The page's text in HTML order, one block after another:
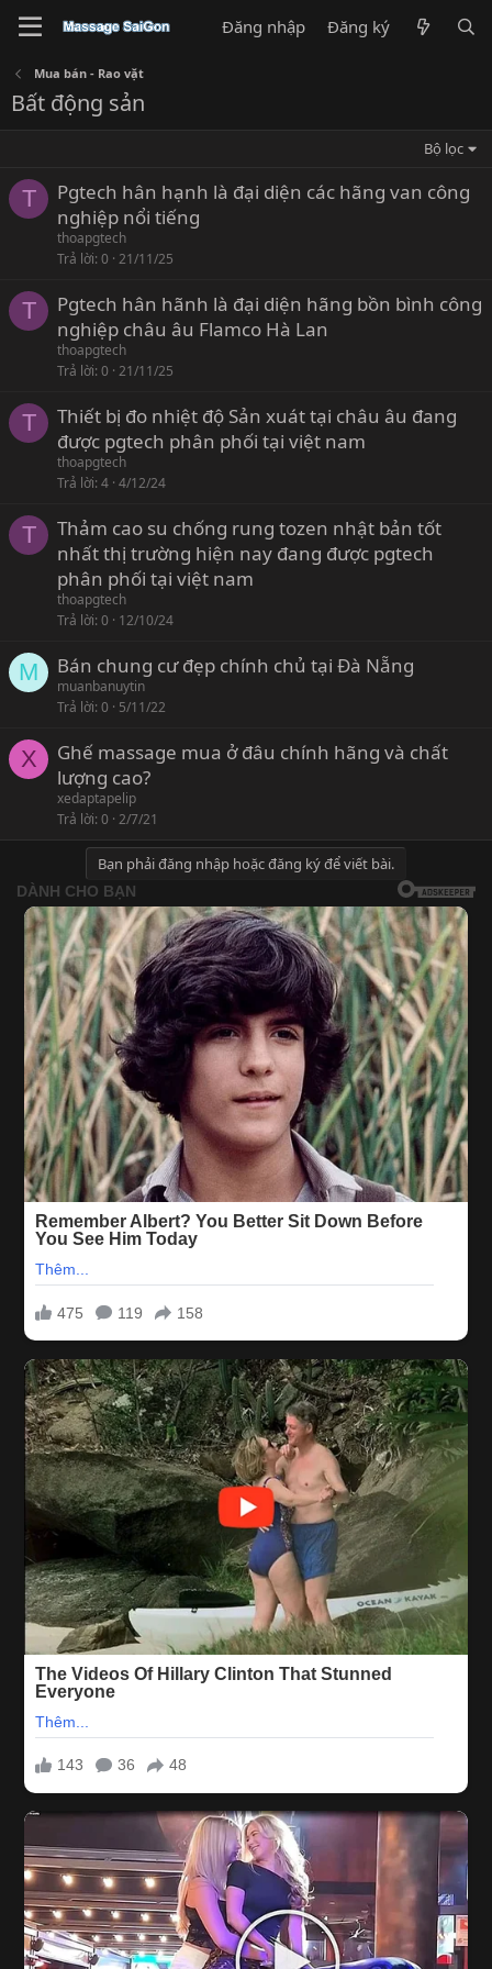
Đăng nhập Đăng ký
Mua bán - Rao vặt
Bất động sản
Bộ lọc
T
Pgtech hân hạnh là đại diện các hãng van công
nghiệp nổi tiếng
thoapgtech
Trả lời 0 21/11/25
T
Pgtech hân hãnh là đại diện hãng bồn bình công
nghiệp châu âu Flamco Hà Lan
thoapgtech
Trả lời 0 21/11/25
T
Thiết bị đo nhiệt độ Sản xuát tại châu âu đang
được pgtech phân phối tại việt nam
thoapgtech
Trả lời 4 4/12/24
T
Thảm cao su chống rung tozen nhật bản tốt
nhất thị trường hiện nay đang được pgtech
phân phối tại việt nam
thoapgtech
Trả lời 0 12/10/24
M Bán chung cư đẹp chính chủ tại Đà Nẵng
muanbanuytin
Trả lời 0 5/11/22
X
Ghế massage mua ở đâu chính hãng và chất
lượng cao?
xedaptapelip
Trả lời 0 2/7/21
Bạn phải đăng nhập hoặc đăng ký để viết bài.